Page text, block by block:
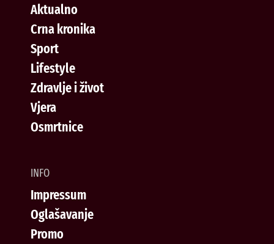
Aktualno
Crna kronika
Sport
Lifestyle
Zdravlje i život
Vjera
Osmrtnice
INFO
Impressum
Oglašavanje
Promo